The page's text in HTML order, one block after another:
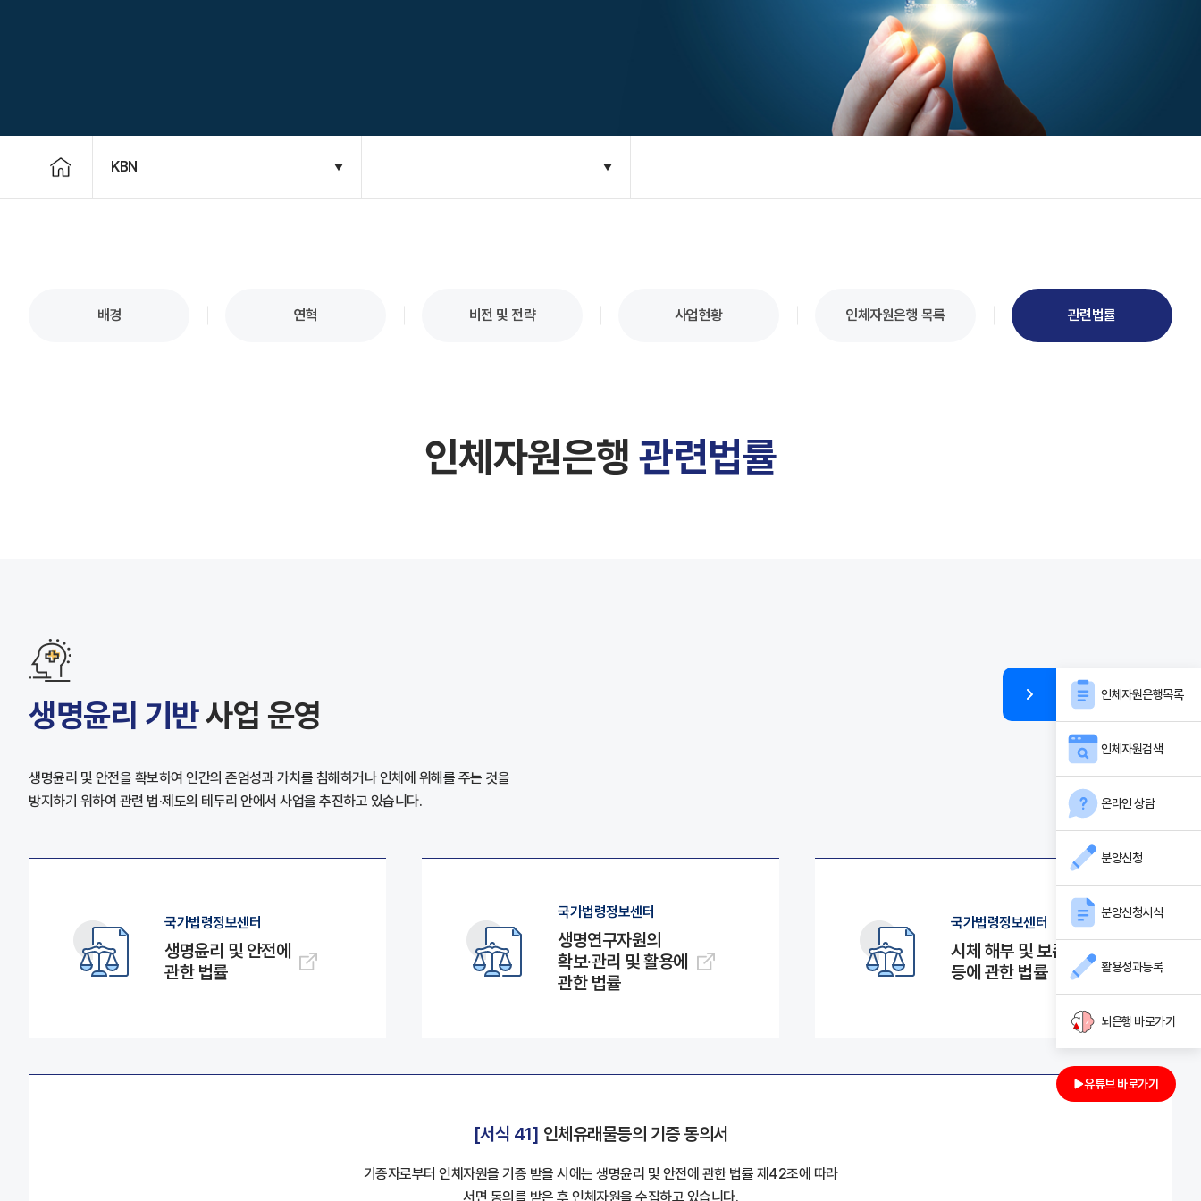
KBN
배경 연혁 비전 및 전략 사업현황 인체자원은행 목록 관련법률
인체자원은행관련법률
생명윤리 기반사업 운영
생명윤리 및 안전을 확보하여 인간의 존엄성과 가치를 침해하거나 인체에 위해를 주는 것을
방지하기 위하여 관련 법·제도의 테두리 안에서 사업을 추진하고 있습니다.
국가법령정보센터
생명윤리 및 안전에
관한 법률
국가법령정보센터
생명연구자원의
확보·관리 및 활용에
관한 법률
국가법령정보센터
시체 해부 및 보존
등에 관한 법률
[서식 41] 인체유래물등의 기증 동의서
기증자로부터 인체자원을 기증 받을 시에는 생명윤리 및 안전에 관한 법률 제42조에 따라
서면 동의를 받은 후 인체자원을 수집하고 있습니다.
인체자원은행목록
인체자원검색
온라인 상담
분양신청
분양신청서식
활용성과등록
뇌은행 바로가기
유튜브 바로가기